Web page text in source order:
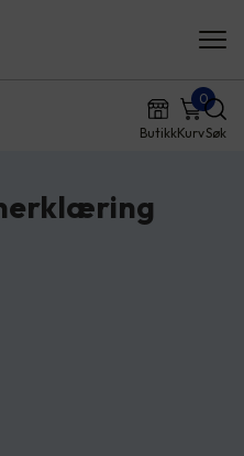
ButikkKurv
0
Søk